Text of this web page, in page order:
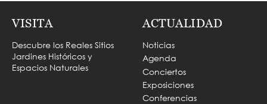
VISITA
Descubre los Reales Sitios
Jardines Históricos y
Espacios Naturales
ACTUALIDAD
Noticias
Agenda
Conciertos
Exposiciones
Conferencias